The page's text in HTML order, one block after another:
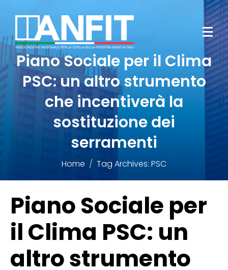
Piano Sociale per il Clima
PSC: un altro strumento
che incentiverà la
sostituzione dei
serramenti
Home Tag Archives: PSC
Piano Sociale per
il Clima PSC: un
altro strumento